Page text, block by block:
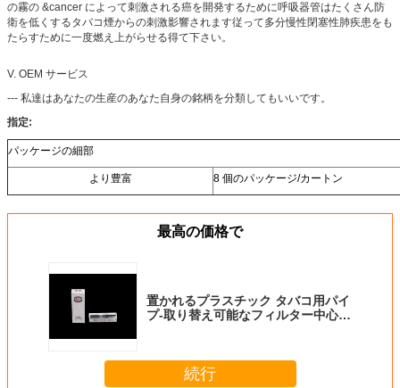
の霧の &cancer によって刺激される癌を開発するために呼吸器管はたくさん防
衛を低くするタバコ煙からの刺激影響されます従って多分慢性閉塞性肺疾患をも
たらすために一度燃え上がらせる得て下さい。
V. OEM サービス
--- 私達はあなたの生産のあなた自身の銘柄を分類してもいいです。
指定:
パッケージの細部
より豊富 8 個のパッケージ/カートン
最高の価格で
置かれるプラスチック タバコ用パイ
プ-取り替え可能なフィルター中心 4
続行